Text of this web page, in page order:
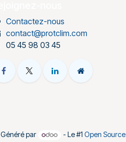
Contactez-nous
contact@protclim.com
05 45 98 03 45
Généré par
- Le #1 Open